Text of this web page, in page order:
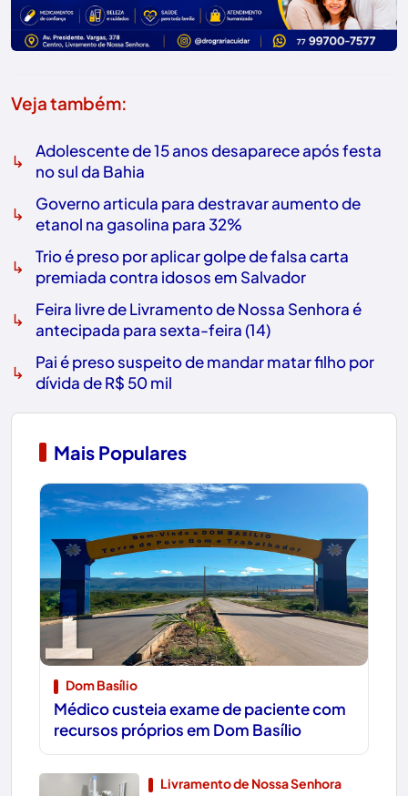
Veja também:
↳
Adolescente de 15 anos desaparece após festa
no sul da Bahia
↳
Governo articula para destravar aumento de
etanol na gasolina para 32%
↳
Trio é preso por aplicar golpe de falsa carta
premiada contra idosos em Salvador
↳
Feira livre de Livramento de Nossa Senhora é
antecipada para sexta-feira (14)
↳
Pai é preso suspeito de mandar matar filho por
dívida de R$ 50 mil
Mais Populares
1
Dom Basílio
Médico custeia exame de paciente com
recursos próprios em Dom Basílio
Livramento de Nossa Senhora